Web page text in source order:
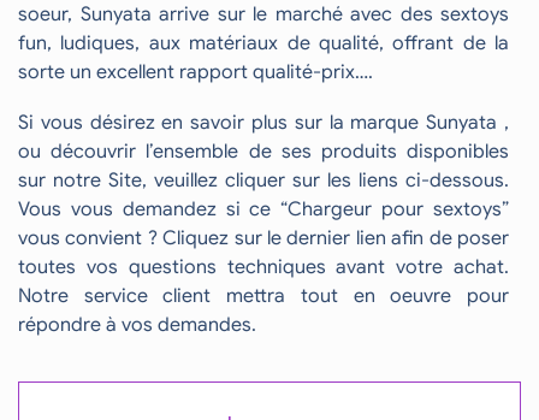
soeur, Sunyata arrive sur le marché avec des sextoys
fun, ludiques, aux matériaux de qualité, offrant de la
sorte un excellent rapport qualité-prix….
Si vous désirez en savoir plus sur la marque Sunyata ,
ou découvrir l’ensemble de ses produits disponibles
sur notre Site, veuillez cliquer sur les liens ci-dessous.
Vous vous demandez si ce “Chargeur pour sextoys”
vous convient ? Cliquez sur le dernier lien afin de poser
toutes vos questions techniques avant votre achat.
Notre service client mettra tout en oeuvre pour
répondre à vos demandes.